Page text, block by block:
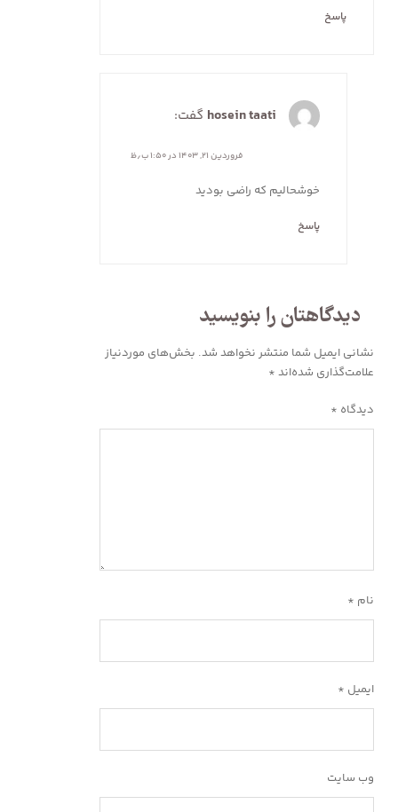
پاسخ
hosein taati گفت:
فروردین ۲۱, ۱۴۰۳ در ۱:۵۰ ب٫ظ
خوشحالیم که راضی بودید
پاسخ
دیدگاهتان را بنویسید
نشانی ایمیل شما منتشر نخواهد شد. بخش‌های موردنیاز
علامت‌گذاری شده‌اند *
دیدگاه *
نام *
ایمیل *
وب‌ سایت